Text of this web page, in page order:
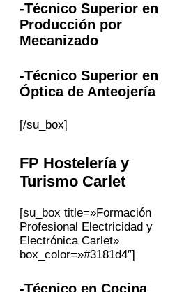
-Técnico Superior en
Producción por
Mecanizado
-Técnico Superior en
Óptica de Anteojería
[/su_box]
FP Hostelería y
Turismo Carlet
[su_box title=»Formación
Profesional Electricidad y
Electrónica Carlet»
box_color=»#3181d4″]
-Técnico en Cocina